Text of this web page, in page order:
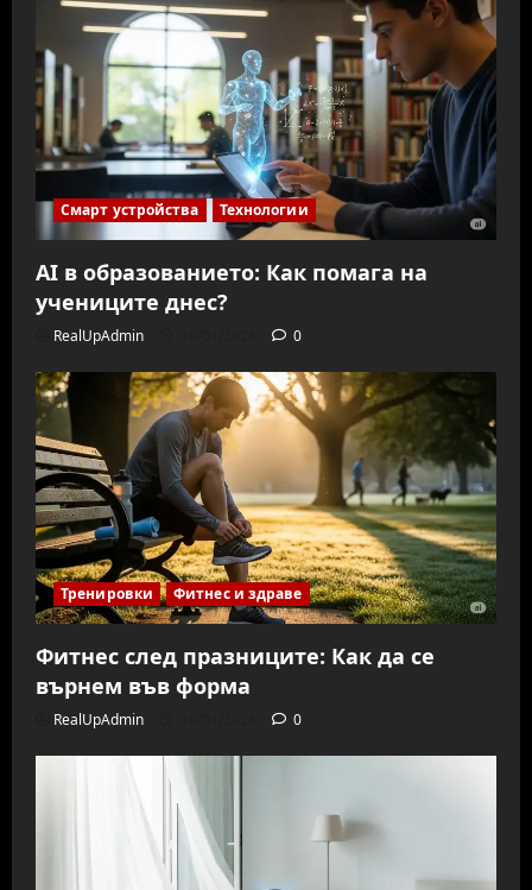
Смарт устройства Технологии
AI в образованието: Как помага на
учениците днес?
RealUpAdmin 0
Тренировки Фитнес и здраве
Фитнес след празниците: Как да се
върнем във форма
RealUpAdmin 0